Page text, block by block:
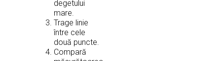
degetului
mare.
Trage linie
între cele
două puncte.
Compară